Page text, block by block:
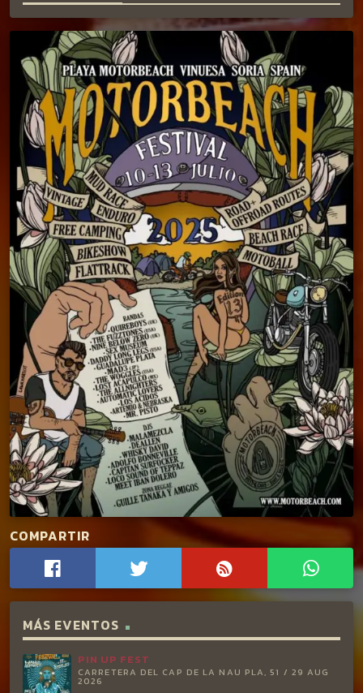
COMPARTIR
MÁS EVENTOS
PIN UP FEST
CARRETERA DEL CAP DE LA NAU PLA, 51 / 29 AUG
2026